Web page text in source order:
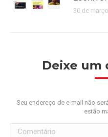
30 de
Deixe um
Seu endereço de e-mail não
estão
Comentário